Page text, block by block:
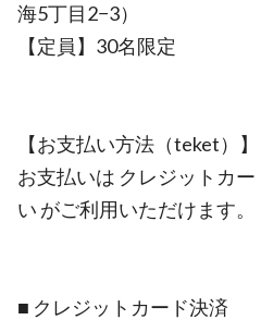
海5丁目2−3）
【定員】30名限定
【お支払い方法（teket）】
お支払いは クレジットカ
い がご利用いただけます。
■ クレジットカード決済